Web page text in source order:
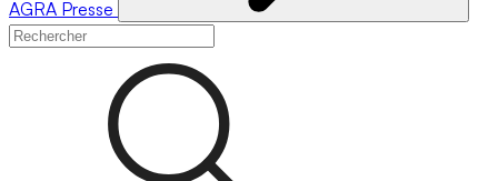
AGRA Presse